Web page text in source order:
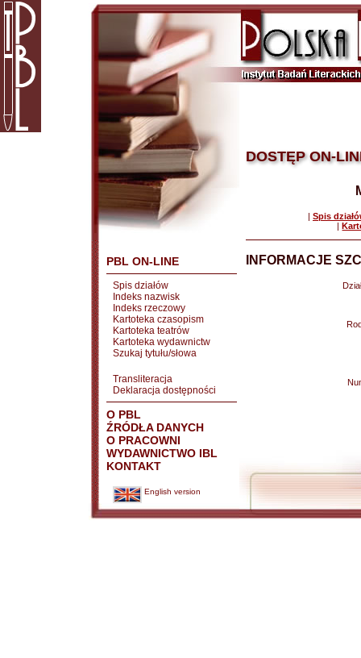
PBL ON-LINE
Spis działów
Indeks nazwisk
Indeks rzeczowy
Kartoteka czasopism
Kartoteka teatrów
Kartoteka wydawnictw
Szukaj tytułu/słowa
Transliteracja
Deklaracja dostępności
O PBL
ŹRÓDŁA DANYCH
O PRACOWNI
WYDAWNICTWO IBL
KONTAKT
English version
DOSTĘP ON-
| Spis
|
INFORMACJE